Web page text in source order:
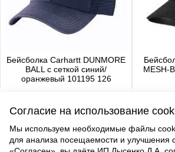
Бейсболка Carhartt DUNMORE
BALL с сеткой синий/
оранжевый 101195 126
MESH-
Согласие на использование
Мы используем необходимые файлы
для анализа посещаемости и улучшения